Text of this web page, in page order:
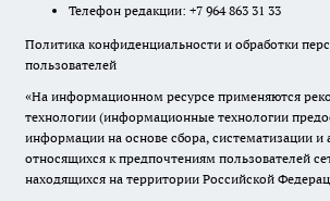
Телефон редакции: +7 964 863 31 33
Политика конфиденциальности и обработки
пользователей
«На информационном ресурсе применяются
технологии (информационные технологии
информации на основе сбора, систематизации и
относящихся к предпочтениям пользователей
находящихся на территории Российской